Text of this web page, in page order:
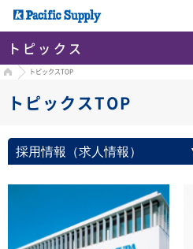
トピックス
HOME トピックスTOP
トピックスTOP